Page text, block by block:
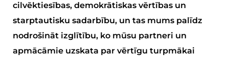
cilvēktiesības, demokrātiskas vērtības un
starptautisku sadarbību, un tas mums palīdz
nodrošināt izglītību, ko mūsu partneri un
apmācāmie uzskata par vērtīgu turpmākai